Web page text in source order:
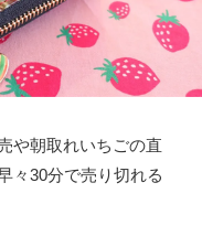
や朝取れいちごの直
々30分で売り切れる